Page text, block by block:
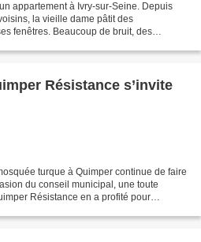
appartement à Ivry-sur-Seine. Depuis
la vieille dame pâtit des
fenêtres. Beaucoup de bruit, des
Résistance s’invite
turque à Quimper continue de faire
du conseil municipal, une toute
Résistance en a profité pour